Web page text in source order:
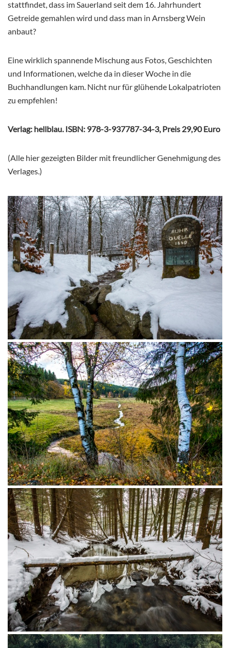
stattfindet, dass im Sauerland seit dem 16. Jahrhundert
Getreide gemahlen wird und dass man in Arnsberg Wein
anbaut?
Eine wirklich spannende Mischung aus Fotos, Geschichten
und Informationen, welche da in dieser Woche in die
Buchhandlungen kam. Nicht nur für glühende Lokalpatrioten
zu empfehlen!
Verlag: hellblau. ISBN: 978-3-937787-34-3, Preis 29,90 Euro
(Alle hier gezeigten Bilder mit freundlicher Genehmigung des
Verlages.)